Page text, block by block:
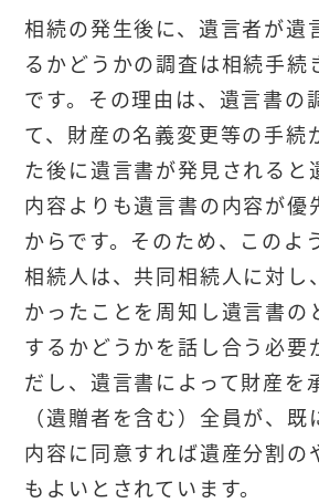
相続の発生後に、遺言者が遺
るかどうかの調査は相続手続
です。その理由は、遺言書の
て、財産の名義変更等の手続
た後に遺言書が発見されると
内容よりも遺言書の内容が優
からです。そのため、このよ
相続人は、共同相続人に対し
かったことを周知し遺言書の
するかどうかを話し合う必要
だし、遺言書によって財産を
（遺贈者を含む）全員が、
内容に同意すれば遺産分割の
もよいとされています。